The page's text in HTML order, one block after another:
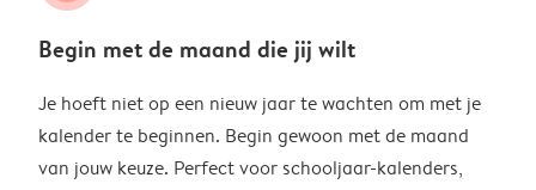
Begin met de maand die jij wilt
Je hoeft niet op een nieuw jaar te wachten om met je
kalender te beginnen. Begin gewoon met de maand
van jouw keuze. Perfect voor schooljaar-kalenders,